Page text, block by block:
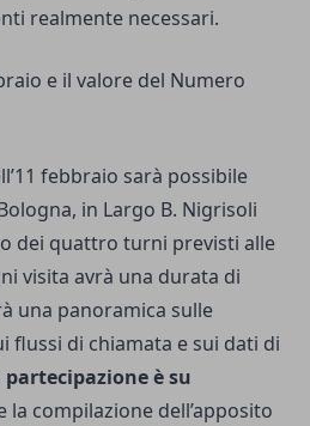
realmente necessari.
e il valore del Numero
febbraio sarà possibile
in Largo B. Nigrisoli
dei quattro turni previsti alle
visita avrà una durata di
una panoramica sulle
flussi di chiamata e sui dati di
partecipazione è su
la compilazione dell’apposito